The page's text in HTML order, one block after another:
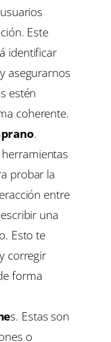
Este
identificar
asegurarnos
estén
coherente.
.
probar la
entre
una
Esto te
corregir
forma
s. Estas son
o